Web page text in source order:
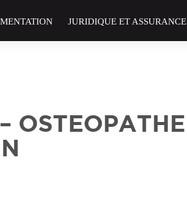
JURIDIQUE ET ASSURANCE
OSTEOPATHE